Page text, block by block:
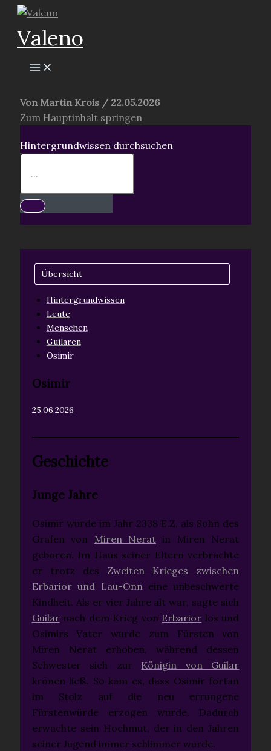
Zum
Inhalt
springen
Valeno
Von Martin Krois / 22.05.2026
Zum Hauptinhalt springen
Hintergrundwissen durchsuchen
Übersicht
Hintergrundwissen
Leute
Menschen
Guilaren
Osimir
Osimir
25.06.2026
Geschichte
Junge Jahre
Osimir wurde im Jahr 2338 E.Z. als Sohn des
Grafen von Miren Nerat in Miren Nerat
geboren. Im Haus seiner Eltern verbrachte
er trotz des Zweiten Krieges zwischen
Erbarior und Lau-Onneine unbeschwerte
Kindheit. Als er vier Jahre alt war, sagte sich
Guilarnach dem Krieg von Erbarior los und
Osimirs Vater wurde zum Fürsten von
Miren Nerat erhoben, während dessen
Schwester sich zur Königin von Guilar
krönen ließ. So kam es, dass Osimir fortan
im Stolz auf die neu errungene
Fürstenwürde erzogen wurde. Dadurch
erwachte sein Hochmut, der in den Jahren
seiner Jugend immer schlimmer wurde.